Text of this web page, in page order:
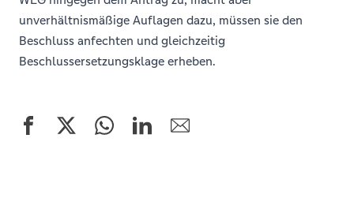
unverhältnismäßige Auflagen dazu, müssen sie den
Beschluss anfechten und gleichzeitig
Beschlussersetzungsklage erheben.